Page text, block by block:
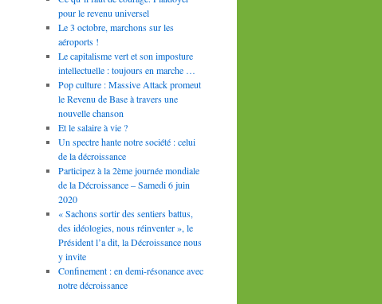
pour le revenu universel
Le 3 octobre, marchons sur les
aéroports !
Le capitalisme vert et son imposture
intellectuelle : toujours en marche …
Pop culture : Massive Attack promeut
le Revenu de Base à travers une
nouvelle chanson
Et le salaire à vie ?
Un spectre hante notre société : celui
de la décroissance
Participez à la 2ème journée mondiale
de la Décroissance – Samedi 6 juin
2020
« Sachons sortir des sentiers battus,
des idéologies, nous réinventer », le
Président l’a dit, la Décroissance nous
y invite
Confinement : en demi-résonance avec
notre décroissance